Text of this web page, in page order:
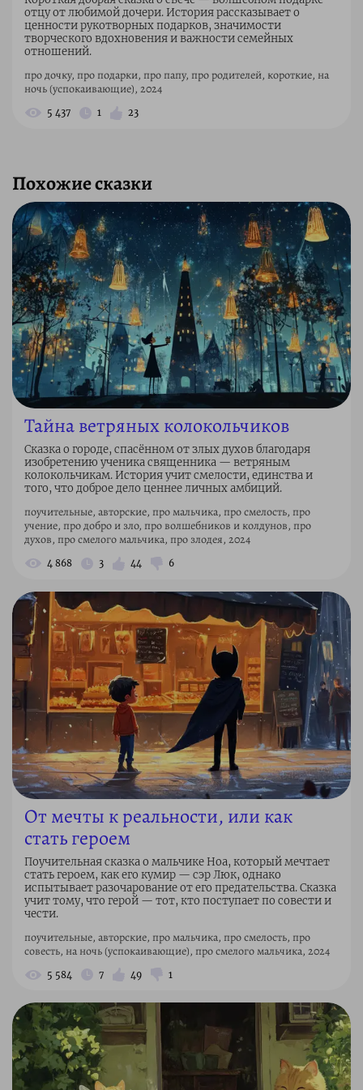
отцу от любимой дочери. История рассказывает о
ценности рукотворных подарков, значимости
творческого вдохновения и важности семейных
отношений.
про дочку, про подарки, про папу, про родителей, короткие, на
ночь (успокаивающие), 2024
5 437 1 23
Похожие сказки
Тайна ветряных колокольчиков
Сказка о городе, спасённом от злых духов благодаря
изобретению ученика священника — ветряным
колокольчикам. История учит смелости, единства и
того, что доброе дело ценнее личных амбиций.
поучительные, авторские, про мальчика, про смелость, про
учение, про добро и зло, про волшебников и колдунов, про
духов, про смелого мальчика, про злодея, 2024
4 868 3 44 6
От мечты к реальности, или как
стать героем
Поучительная сказка о мальчике Ноа, который мечтает
стать героем, как его кумир — сэр Люк, однако
испытывает разочарование от его предательства. Сказка
учит тому, что герой — тот, кто поступает по совести и
чести.
поучительные, авторские, про мальчика, про смелость, про
совесть, на ночь (успокаивающие), про смелого мальчика, 2024
5 584 7 49 1